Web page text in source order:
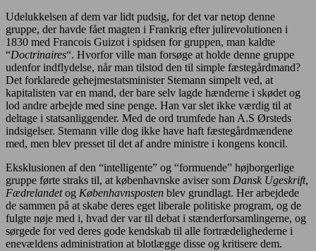
Udelukkelsen af dem var lidt pudsig, for det var netop denne
gruppe, der havde fået magten i Frankrig efter julirevolutionen i
1830 med Francois Guizot i spidsen for gruppen, man kaldte
“Doctrinaires“. Hvorfor ville man forsøge at holde denne gruppe
udenfor indflydelse, når man tilstod den til simple fæstegårdmand?
Det forklarede gehejmestatsminister Stemann simpelt ved, at
kapitalisten var en mand, der bare selv lagde hænderne i skødet og
lod andre arbejde med sine penge. Han var slet ikke værdig til at
deltage i statsanliggender. Med de ord trumfede han A.S Ørsteds
indsigelser. Stemann ville dog ikke have haft fæstegårdmændene
med, men blev presset til det af andre ministre i kongens koncil.
Eksklusionen af den “intelligente” og “formuende” højborgerlige
gruppe førte straks til, at københavnske aviser som Dansk Ugeskrift,
Fædrelandetog Københavnsposten blev grundlagt. Her arbejdede
de sammen på at skabe deres eget liberale politiske program, og de
fulgte nøje med i, hvad der var til debat i stænderforsamlingerne, og
sørgede for ved deres gode kendskab til alle fortrædelighederne i
enevældens administration at blotlægge disse og kritisere dem.